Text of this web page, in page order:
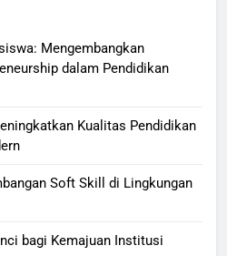
Mengembangkan
dalam Pendidikan
Kualitas Pendidikan
Soft Skill di Lingkungan
bagi Kemajuan Institusi